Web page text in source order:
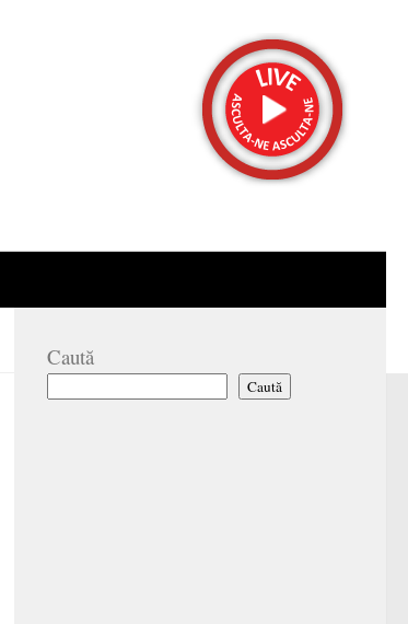
Caută
Caută